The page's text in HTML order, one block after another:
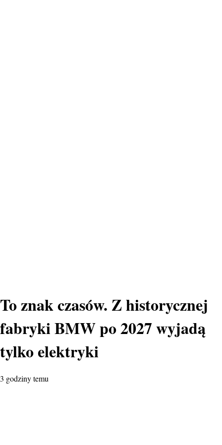
To znak czasów. Z historycznej
fabryki BMW po 2027 wyjadą
tylko elektryki
3 godziny temu